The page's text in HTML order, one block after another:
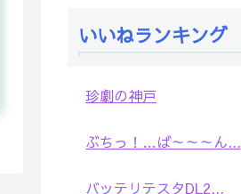
いいねランキング
珍劇の神戸
ぶちっ！…ば～～～ん...
バッテリテスタDL2...